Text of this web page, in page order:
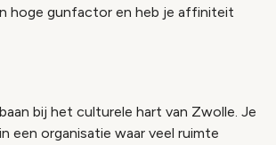
hoge gunfactor en heb je affiniteit
bij het culturele hart van Zwolle. Je
een organisatie waar veel ruimte